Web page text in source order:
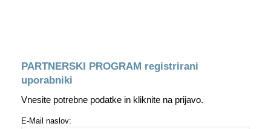
PARTNERSKI PROGRAM registrirani
uporabniki
Vnesite potrebne podatke in kliknite na prijavo.
E-Mail naslov: